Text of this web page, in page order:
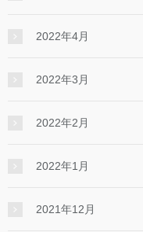
2022年4月
2022年3月
2022年2月
2022年1月
2021年12月